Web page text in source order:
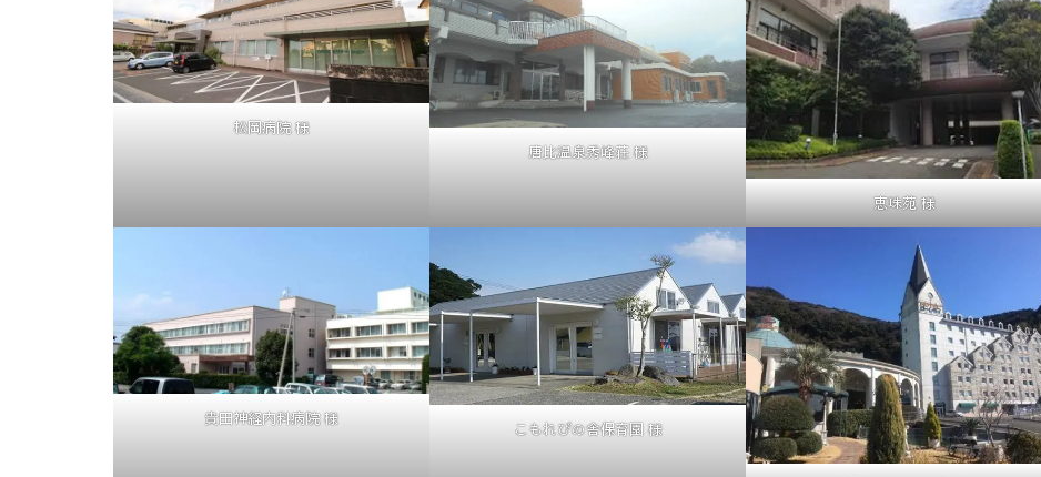
松岡病院 様
唐比温泉秀峰荘 様
恵珠苑 様
貴田神経内科病院 様
こもれびの舎保育園 様